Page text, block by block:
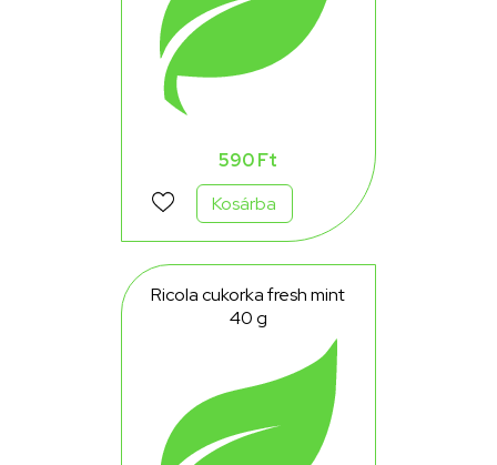
590 Ft
Kosárba
Ricola cukorka fresh mint
40 g